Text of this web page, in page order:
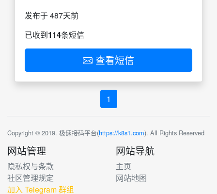
发布于 487天前
已收到114条短信
查看短信
1
Copyright © 2019. 极速接码平台(https://k8s1.com). All Rights Reserved
网站管理
隐私权与条款
社区管理规定
加入 Telegram 群组
网站导航
主页
网站地图